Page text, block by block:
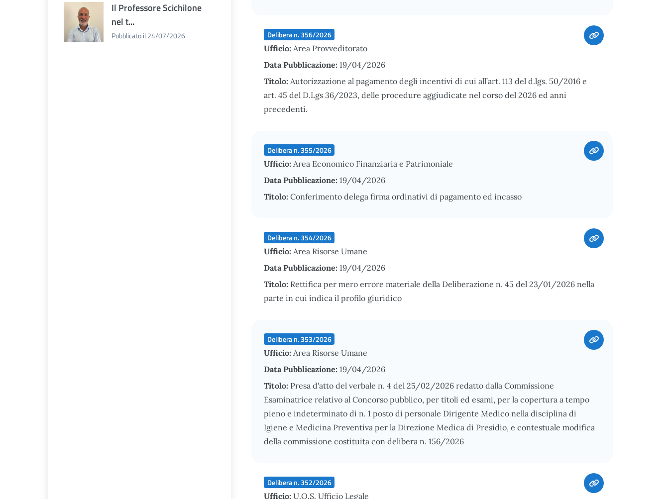
Il Professore Scichilone
nel t...
Pubblicato il 24/07/2026 Delibera n. 356/2026
Ufficio: Area Provveditorato
Data Pubblicazione: 19/04/2026
Titolo: Autorizzazione al pagamento degli incentivi di cui all’art. 113 del d.lgs. 50/2016 e
art. 45 del D.Lgs 36/2023, delle procedure aggiudicate nel corso del 2026 ed anni
precedenti.
Delibera n. 355/2026
Ufficio: Area Economico Finanziaria e Patrimoniale
Data Pubblicazione: 19/04/2026
Titolo: Conferimento delega firma ordinativi di pagamento ed incasso
Delibera n. 354/2026
Ufficio: Area Risorse Umane
Data Pubblicazione: 19/04/2026
Titolo: Rettifica per mero errore materiale della Deliberazione n. 45 del 23/01/2026 nella
parte in cui indica il profilo giuridico
Delibera n. 353/2026
Ufficio: Area Risorse Umane
Data Pubblicazione: 19/04/2026
Titolo: Presa d'atto del verbale n. 4 del 25/02/2026 redatto dalla Commissione
Esaminatrice relativo al Concorso pubblico, per titoli ed esami, per la copertura a tempo
pieno e indeterminato di n. 1 posto di personale Dirigente Medico nella disciplina di
Igiene e Medicina Preventiva per la Direzione Medica di Presidio, e contestuale modifica
della commissione costituita con delibera n. 156/2026
Delibera n. 352/2026
Ufficio: U.O.S. Ufficio Legale